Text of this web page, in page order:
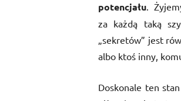
potencjału.
za każdą taką
„sekretów” jest
albo ktoś inny,
Doskonale ten